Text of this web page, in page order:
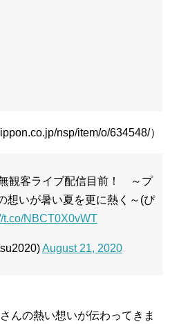
nsp/item/o/634548/）
観客ライブ配信目前！ ～プ
想いが暑い夏を更に熱く～(ぴ
t.co/NBCT0X0vWT
August 21, 2020
んの熱い想いが伝わってきま